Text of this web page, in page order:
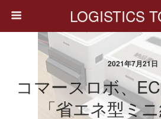
LOGISTICS
2021年7月21日
コマースロボ、
「省エネ型ミ